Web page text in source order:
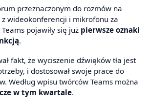
przeznaczonym do rozmów na
wideokonferencji i mikrofonu za
pojawiły się już pierwsze oznaki
.
fakt, że wyciszenie dźwięków tła jest
i dostosował swoje prace do
Według wpisu twórców Teams można
w tym kwartale.